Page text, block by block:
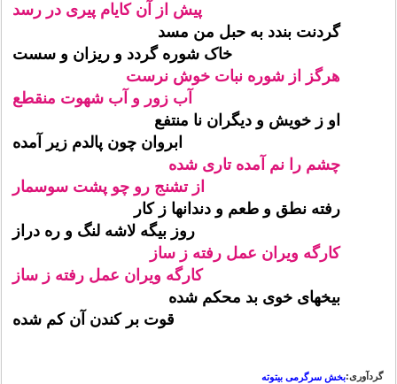
پیش از آن کایام پیری در رسد
گردنت بندد به حبل من مسد
خاک شوره گردد و ریزان و سست
هرگز از شوره نبات خوش نرست
آب زور و آب شهوت منقطع
او ز خویش و دیگران نا منتفع
ابروان چون پالدم زیر آمده
چشم را نم آمده تاری شده
از تشنج رو چو پشت سوسمار
رفته نطق و طعم و دندانها ز کار
روز بیگه لاشه لنگ و ره دراز
کارگه ویران عمل رفته ز ساز
کارگه ویران عمل رفته ز ساز
بیخهای خوی بد محکم شده
قوت بر کندن آن کم شده
گردآوری:بخش سرگرمی بیتوته